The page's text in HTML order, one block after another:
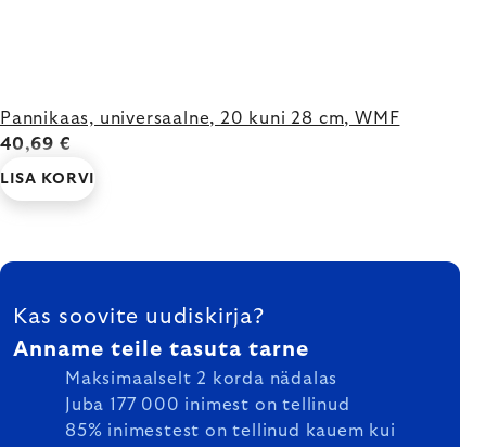
Pannikaas, universaalne, 20 kuni 28 cm, WMF
40,69 €
LISA KORVI
FOOTER
Kas soovite uudiskirja?
Anname teile tasuta tarne
Maksimaalselt 2 korda nädalas
Juba 177 000 inimest on tellinud
85% inimestest on tellinud kauem kui